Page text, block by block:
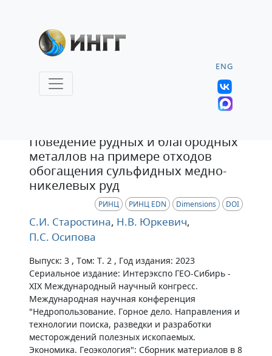
ENG
Поведение рудных и благородных
металлов на примере отходов
обогащения сульфидных медно-
никелевых руд
РИНЦ РИНЦ EDN Dimensions DOI
С.И. Старостина, Н.В. Юркевич,
П.С. Осипова
Выпуск: 3 , Том: Т. 2 , Год издания: 2023
Сериальное издание: Интерэкспо ГЕО-Сибирь -
XIX Международный научный конгресс.
Международная научная конференция
"Недропользование. Горное дело. Направления и
технологии поиска, разведки и разработки
месторождений полезных ископаемых.
Экономика. Геоэкология": Сборник материалов в 8